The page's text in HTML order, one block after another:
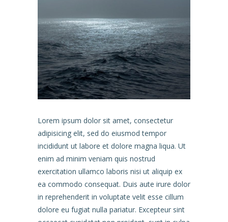
Lorem ipsum dolor sit amet, consectetur
adipisicing elit, sed do eiusmod tempor
incididunt ut labore et dolore magna liqua. Ut
enim ad minim veniam quis nostrud
exercitation ullamco laboris nisi ut aliquip ex
ea commodo consequat. Duis aute irure dolor
in reprehenderit in voluptate velit esse cillum
dolore eu fugiat nulla pariatur. Excepteur sint